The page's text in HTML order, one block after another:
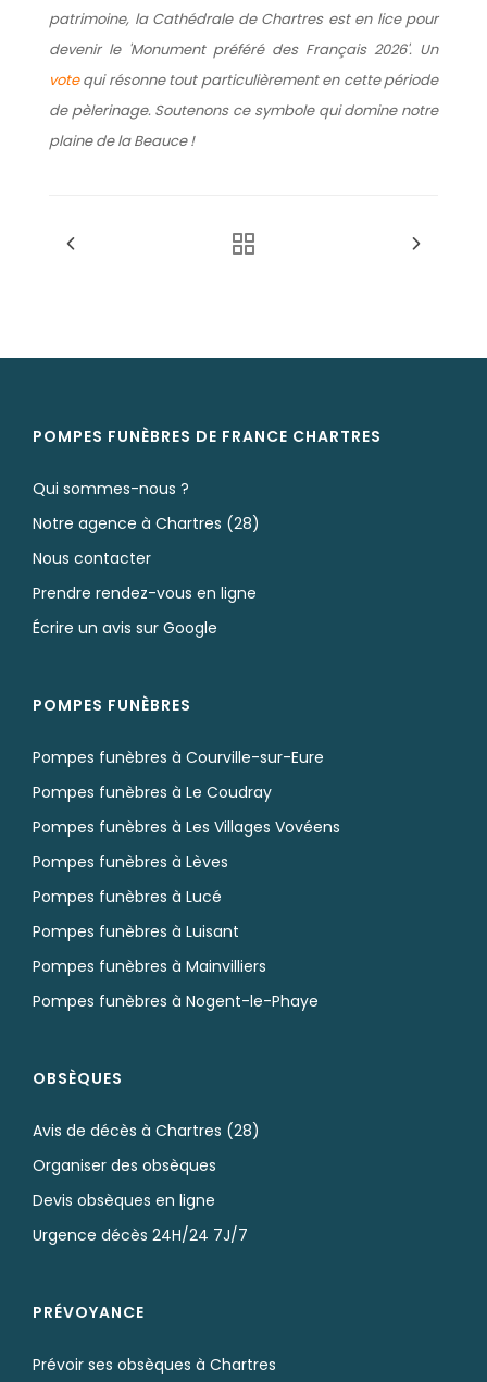
patrimoine, la Cathédrale de Chartres est en lice pour
devenir le 'Monument préféré des Français 2026'. Un
votequi résonne tout particulièrement en cette période
de pèlerinage. Soutenons ce symbole qui domine notre
plaine de la Beauce !
POMPES FUNÈBRES DE FRANCE CHARTRES
Qui sommes-nous ?
Notre agence à Chartres (28)
Nous contacter
Prendre rendez-vous en ligne
Écrire un avis sur Google
POMPES FUNÈBRES
Pompes funèbres à Courville-sur-Eure
Pompes funèbres à Le Coudray
Pompes funèbres à Les Villages Vovéens
Pompes funèbres à Lèves
Pompes funèbres à Lucé
Pompes funèbres à Luisant
Pompes funèbres à Mainvilliers
Pompes funèbres à Nogent-le-Phaye
OBSÈQUES
Avis de décès à Chartres (28)
Organiser des obsèques
Devis obsèques en ligne
Urgence décès 24H/24 7J/7
PRÉVOYANCE
Prévoir ses obsèques à Chartres